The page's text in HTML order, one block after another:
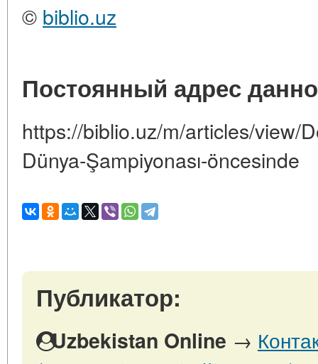
© biblio.uz
Постоянный адрес
https://biblio.uz/m/articles/view/
Dünya-Şampiyonası-öncesinde
Публикатор:
Uzbekistan Online →